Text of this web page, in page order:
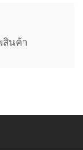
สินค้า